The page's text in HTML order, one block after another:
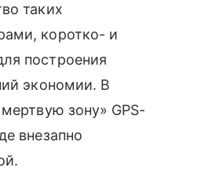
таких
коротко- и
построения
экономии. В
зону» GPS-
внезапно